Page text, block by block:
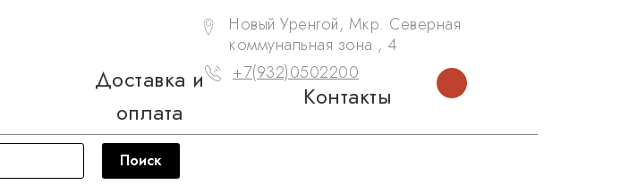
+7(932)0502200
Новый Уренгой, Мкр. Северная
коммунальная зона , 4
Доставка и
оплата
Контакты
Поиск